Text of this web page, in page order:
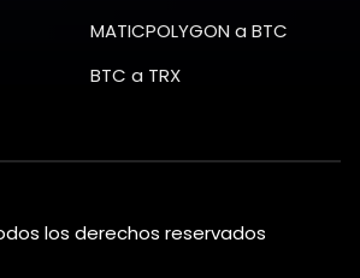
MATICPOLYGON a BTC
BTC a TRX
los derechos reservados